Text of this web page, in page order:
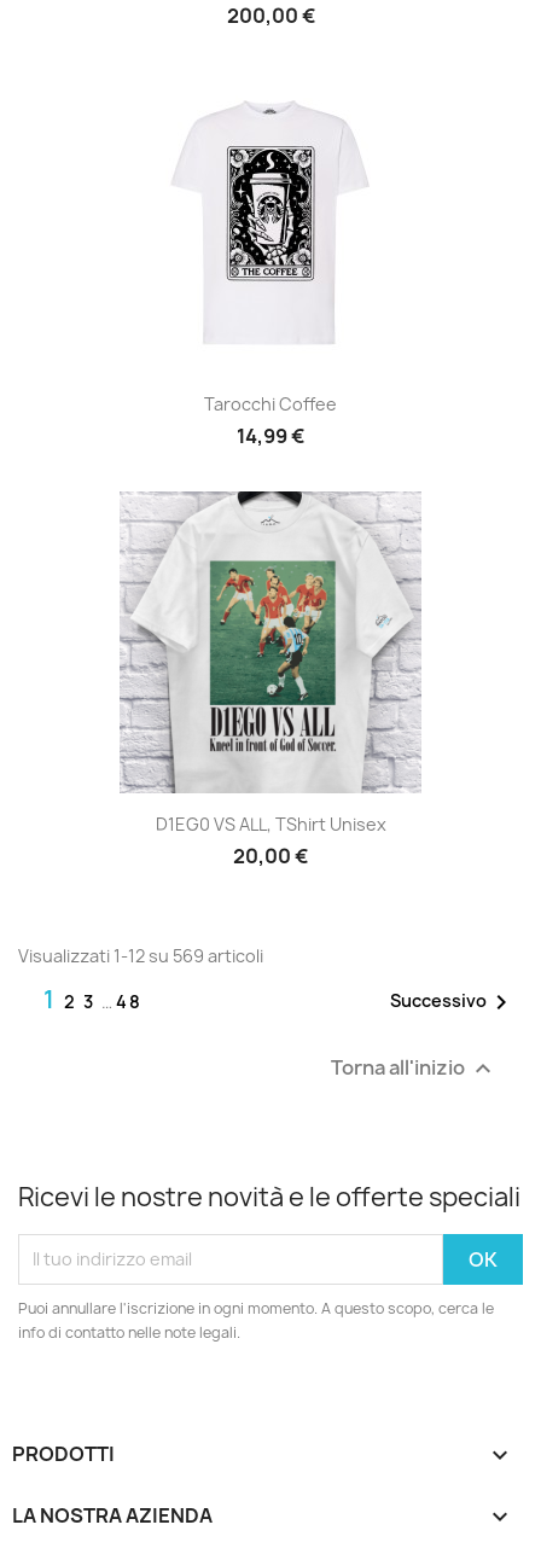
200,00 €
Tarocchi Coffee
14,99 €
D1EG0 VS ALL, TShirt Unisex
20,00 €
Visualizzati 1-12 su 569 articoli
1 2 3 … 48 Successivo 
Torna all'inizio 
Ricevi le nostre novità e le offerte speciali
Puoi annullare l'iscrizione in ogni momento. A questo scopo, cerca le
info di contatto nelle note legali.
PRODOTTI 
LA NOSTRA AZIENDA 